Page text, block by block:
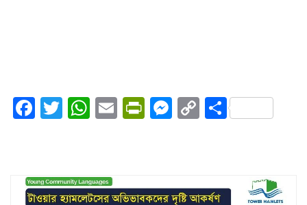
Facebook
Twitter
WhatsApp
EmailPrintFriendly
Messenger
CopyShare